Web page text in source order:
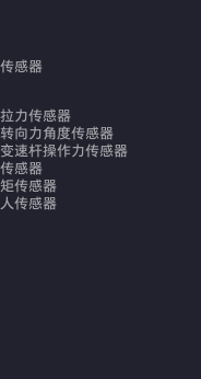
感器
力传感器
向力角度传感器
速杆操作力传感器
感器
传感器
传感器